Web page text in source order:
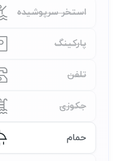
استخر سرپوشیده
پارکینگ
تلفن
جکوزی
حمام